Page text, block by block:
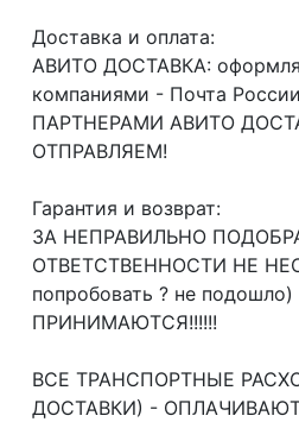
Доcтавка и oплата:
АВИТО ДОСТАВКА:
компаниями - Почта
ПАРТНЕРАМИ АВИТО
ОТПРАВЛЯЕМ!
Гарантия и возврат:
ЗА НЕПРАВИЛЬНО
ОТВЕТСТВЕННОСТИ НЕ
попробовать ? не
ПРИНИМАЮТСЯ!!!!!!
ВСЕ ТРАНСПОРТНЫЕ
ДОСТАВКИ) -